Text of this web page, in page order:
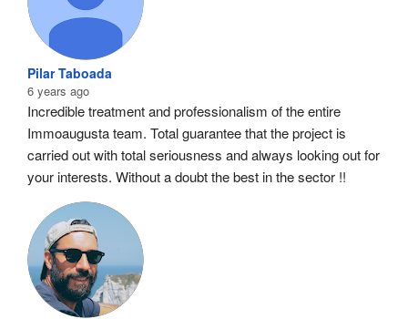
Pilar Taboada
6 years ago
Incredible treatment and professionalism of the entire
Immoaugusta team. Total guarantee that the project is
carried out with total seriousness and always looking out for
your interests. Without a doubt the best in the sector !!